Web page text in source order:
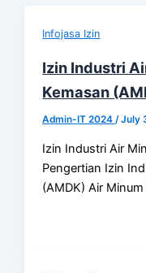
Infojasa Izin
Izin Industri
Kemasan
Admin-IT 2024/July
Izin Industri Air
Pengertian Izin
(AMDK) Air